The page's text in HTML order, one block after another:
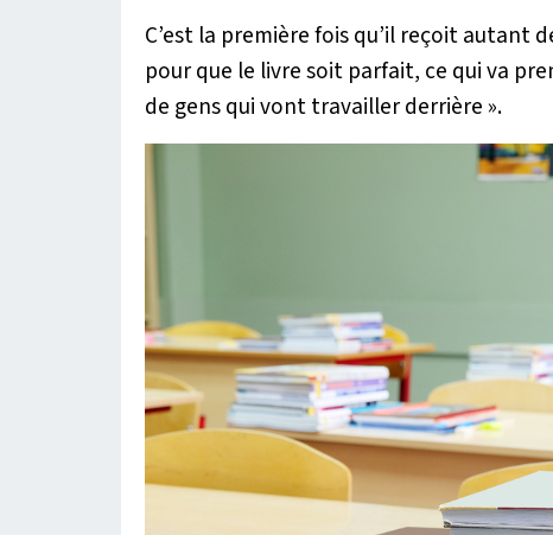
C’est la première fois qu’il reçoit autant
pour que le livre soit parfait, ce qui va
de gens qui vont travailler derrière ».